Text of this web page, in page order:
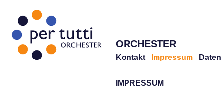
ORCHESTER
Kontakt Impressum
IMPRESSUM